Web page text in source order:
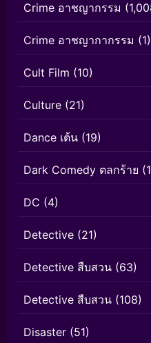
Crime อาชญากรรม
Crime อาชญากากรรม (1)
Cult Film (10)
Culture (21)
Dance เต้น (19)
Dark Comedy ตลกร้าย
DC (4)
Detective (21)
Detective สืบสวน (63)
Detective สืบสวน (108)
Disaster (51)